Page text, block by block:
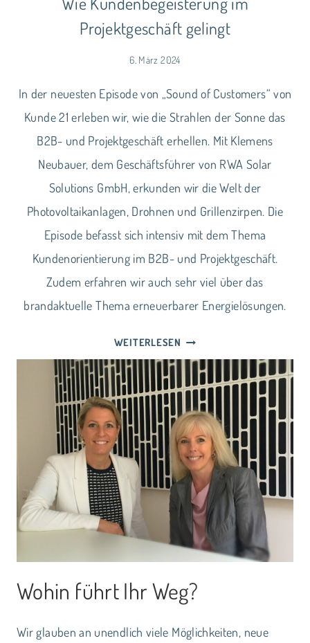
Projektgeschäft gelingt
6. März 2024
In der neuesten Episode von „Sound of Customers“ von
Kunde 21 erleben wir, wie die Strahlen der Sonne das
B2B- und Projektgeschäft erhellen. Mit Klemens
Neubauer, dem Geschäftsführer von RWA Solar
Solutions GmbH, erkunden wir die Welt der
Photovoltaikanlagen, Drohnen und Grillenzirpen. Die
Episode befasst sich intensiv mit dem Thema
Kundenorientierung im B2B- und Projektgeschäft.
Zudem erfahren wir auch sehr viel über das
brandaktuelle Thema erneuerbarer Energielösungen.
WEITERLESEN WIE
KUNDENBEGEISTERUNG
IM
PROJEKTGESCHÄFT
GELINGT
Wohin führt Ihr Weg?
Wir glauben an unendlich viele Möglichkeiten, neue